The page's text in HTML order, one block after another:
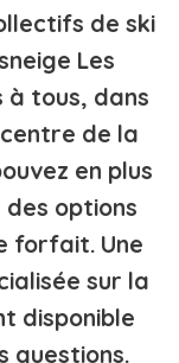
de ski
Les
à tous, dans
de la
en plus
options
forfait. Une
sur la
disponible
questions.